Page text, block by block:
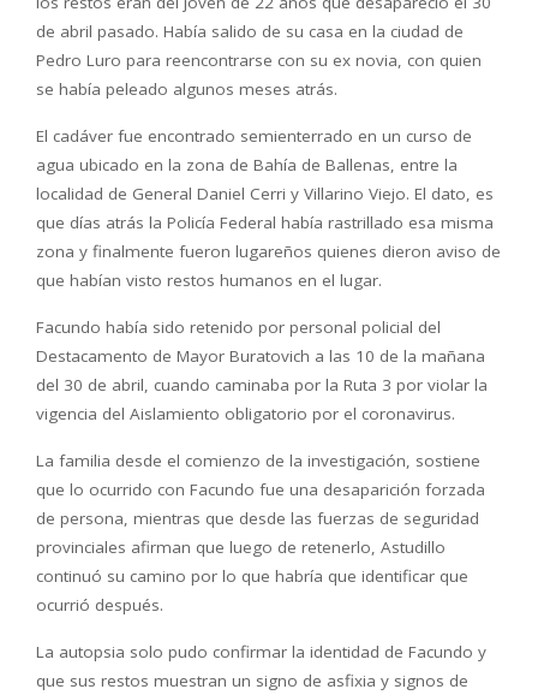
de abril pasado. Había salido de su casa en la ciudad de
Pedro Luro para reencontrarse con su ex novia, con quien
se había peleado algunos meses atrás.
El cadáver fue encontrado semienterrado en un curso de
agua ubicado en la zona de Bahía de Ballenas, entre la
localidad de General Daniel Cerri y Villarino Viejo. El dato, es
que días atrás la Policía Federal había rastrillado esa misma
zona y finalmente fueron lugareños quienes dieron aviso de
que habían visto restos humanos en el lugar.
Facundo había sido retenido por personal policial del
Destacamento de Mayor Buratovich a las 10 de la mañana
del 30 de abril, cuando caminaba por la Ruta 3 por violar la
vigencia del Aislamiento obligatorio por el coronavirus.
La familia desde el comienzo de la investigación, sostiene
que lo ocurrido con Facundo fue una desaparición forzada
de persona, mientras que desde las fuerzas de seguridad
provinciales afirman que luego de retenerlo, Astudillo
continuó su camino por lo que habría que identificar que
ocurrió después.
La autopsia solo pudo confirmar la identidad de Facundo y
que sus restos muestran un signo de asfixia y signos de